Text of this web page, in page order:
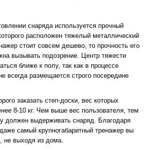
снаряда используется прочный
расположен тяжелый металлический
стоит совсем дешево, то прочность его
вызывать подозрение. Центр тяжести
ближе к полу, так как в процессе
всегда размещается строго посередине
заказать степ-доски, вес которых
8-10 кг. Чем выше вес пользователя, тем
должен выдерживать снаряд. Благодаря
самый крупногабаритный тренажер вы
не выходя из дома.